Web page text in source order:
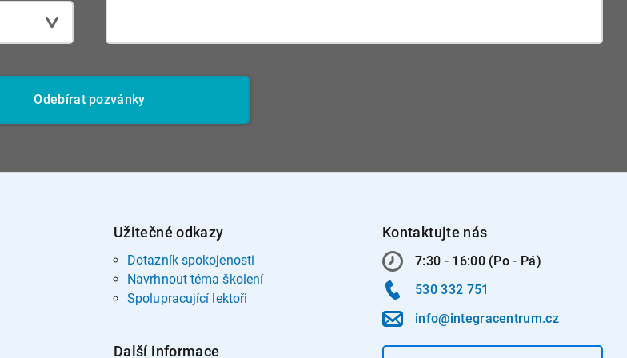
Odebírat pozvánky
Užitečné odkazy
Dotazník spokojenosti
Navrhnout téma školení
Spolupracující lektoři
Další informace
Kontaktujte nás
7:30 - 16:00 (Po - Pá)
530 332 751
info@integracentrum.cz